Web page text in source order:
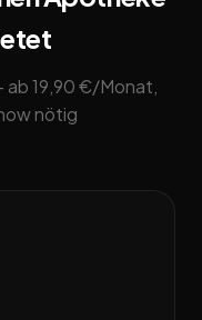
ab 19,90 €/Monat,
nötig